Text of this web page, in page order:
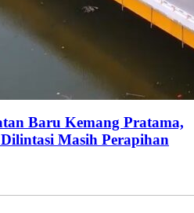
Baru Kemang Pratama,
Masih Perapihan